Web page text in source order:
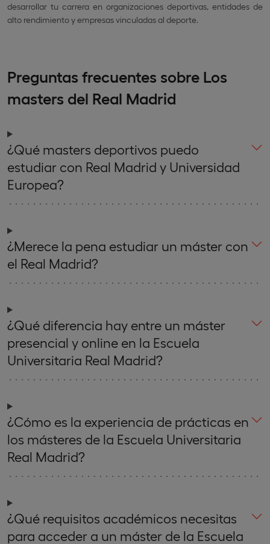
desarrollar tu carrera en organizaciones deportivas, entidades de
alto rendimiento y empresas vinculadas al deporte.
Preguntas frecuentes sobre Los
masters del Real Madrid
¿Qué masters deportivos puedo
estudiar con Real Madrid y Universidad
Europea?
¿Merece la pena estudiar un máster con
el Real Madrid?
¿Qué diferencia hay entre un máster
presencial y online en la Escuela
Universitaria Real Madrid?
¿Cómo es la experiencia de prácticas en
los másteres de la Escuela Universitaria
Real Madrid?
¿Qué requisitos académicos necesitas
para acceder a un máster de la Escuela